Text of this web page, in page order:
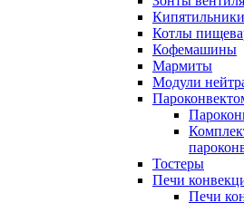
Кипятильники
Котлы
Кофемашины
Мармиты
Модули
Тостеры
Печи
Печи